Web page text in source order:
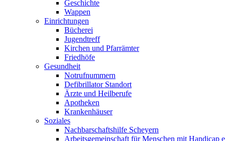
Geschichte
Wappen
Einrichtungen
Bücherei
Jugendtreff
Kirchen und Pfarrämter
Friedhöfe
Gesundheit
Notrufnummern
Defibrillator Standort
Ärzte und Heilberufe
Apotheken
Krankenhäuser
Soziales
Nachbarschaftshilfe Scheyern
Arbeitsgemeinschaft für Menschen mit Handicap